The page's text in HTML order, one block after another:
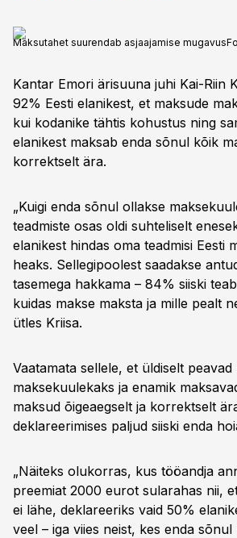
Maksutahet suurendab asjaajamise mugavus
Kantar Emori ärisuuna juhi Kai-Riin
92% Eesti elanikest, et maksude
kui kodanike tähtis kohustus ning
elanikest maksab enda sõnul kõik
korrektselt ära.
„Kuigi enda sõnul ollakse
teadmiste osas oldi suhteliselt
elanikest hindas oma teadmisi Eesti
heaks. Sellegipoolest saadakse
tasemega hakkama – 84% siiski
kuidas makse maksta ja mille pealt
ütles Kriisa.
Vaatamata sellele, et üldiselt
maksekuulekaks ja enamik
maksud õigeaegselt ja korrektselt
deklareerimises paljud siiski enda
„Näiteks olukorras, kus tööandja
preemiat 2000 eurot sularahas nii,
ei lähe, deklareeriks vaid 50%
veel – iga viies neist, kes enda